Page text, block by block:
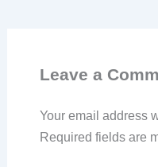
Leave a
Your email address
Required fields are